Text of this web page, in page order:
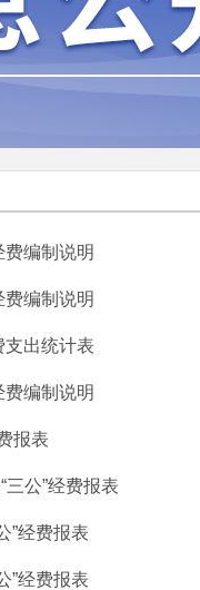
费编制说明
费编制说明
支出统计表
费编制说明
报表
公”经费报表
”经费报表
”经费报表